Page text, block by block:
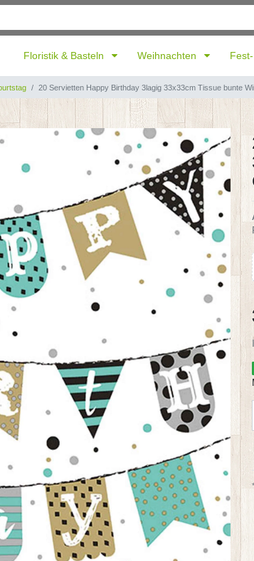
Floristik & Basteln Weihnachten
20 Servietten Happy Birthday 3lagig 33x33cm Tissue bunte